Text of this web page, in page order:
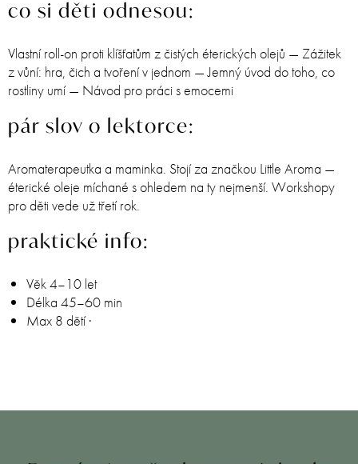
co si děti odnesou:
Vlastní roll-on proti klíšťatům z čistých éterických olejů — Zážitek
z vůní: hra, čich a tvoření v jednom — Jemný úvod do toho, co
rostliny umí — Návod pro práci s emocemi
pár slov o lektorce:
Aromaterapeutka a maminka. Stojí za značkou Little Aroma —
éterické oleje míchané s ohledem na ty nejmenší. Workshopy
pro děti vede už třetí rok.
praktické info:
Věk 4–10 let
Délka 45–60 min
Max 8 dětí ·